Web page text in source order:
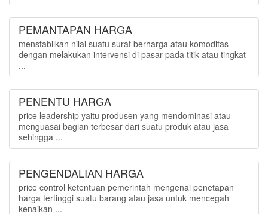
PEMANTAPAN HARGA
menstabilkan nilai suatu surat berharga atau komoditas
dengan melakukan intervensi di pasar pada titik atau tingkat
...
PENENTU HARGA
price leadership yaitu produsen yang mendominasi atau
menguasai bagian terbesar dari suatu produk atau jasa
sehingga ...
PENGENDALIAN HARGA
price control ketentuan pemerintah mengenai penetapan
harga tertinggi suatu barang atau jasa untuk mencegah
kenaikan ...